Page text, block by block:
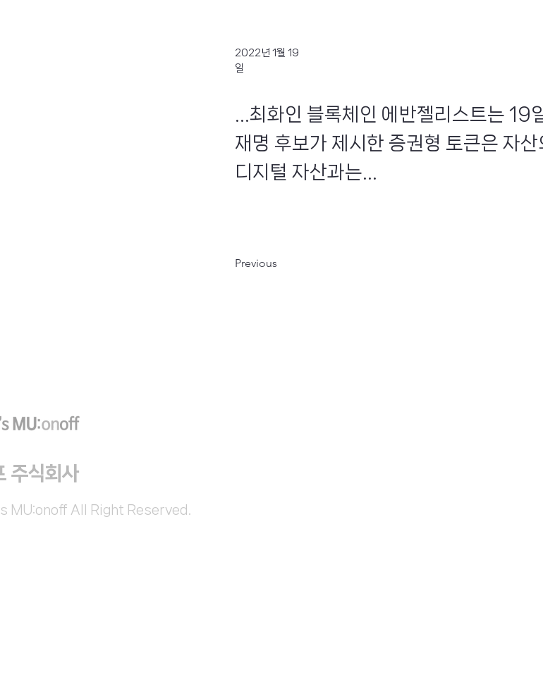
2022년 1월 19
일
...최화인 블록체인 에반젤리스트는 19
재명 후보가 제시한 증권형 토큰은 자
디지털 자산과는...
Previous
주식회사
MU:onoff All Right Reserved.